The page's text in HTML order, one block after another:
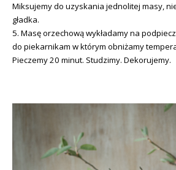
Miksujemy do uzyskania jednolitej masy,
gładka.
5. Masę orzechową wykładamy na
do piekarnikam w którym obniżamy
Pieczemy 20 minut. Studzimy. Dekorujemy.